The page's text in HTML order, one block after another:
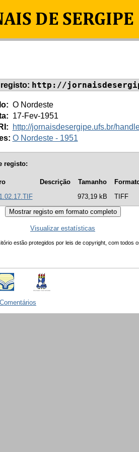
http://
O Nordeste
17-Fev-1951
http://jornaisdesergipe.ufs.br/
O Nordeste - 1951
registo:
Descrição Tamanho
973,19 kB TIFF
Visualizar estatísticas
estão protegidos por leis de copyright, com todos
Comentários